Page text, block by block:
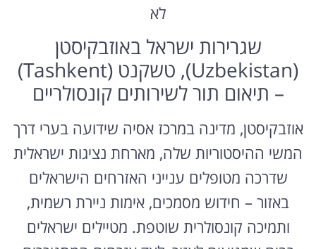
לא
שגרירות ישראל באוזבקיסטן
(Uzbekistan), טשקנט (Tashkent)
– תיאום תור לשירותים קונסולריים
אוזבקיסטן, מדינה במרכז אסיה שידועה בערי דרך
המשי ההיסטוריות שלה, מארחת נציגות ישראלית
שדרכה מטופלים ענייני האזרחים הישראלים
באזור – חידוש מסמכים, אימות ניירת רשמית,
ותמיכה קונסולרית שוטפת. מטיילים ישראלים